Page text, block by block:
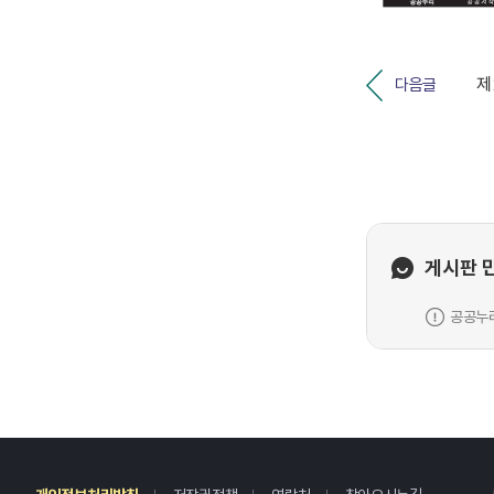
다음글
게시판
공공누